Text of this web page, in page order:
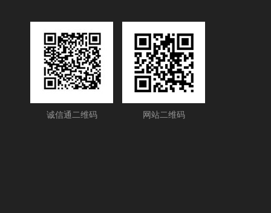
诚信通二维码 网站二维码